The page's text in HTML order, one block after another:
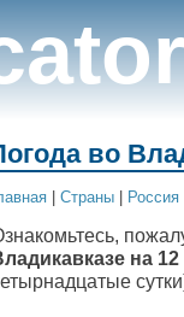
во
Cтраны Россия
на